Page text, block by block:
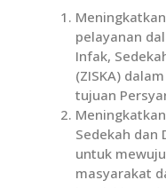
pelayanan
Infak,
(ZISKA)
tujuan
Sedekah dan
untuk
masyarakat